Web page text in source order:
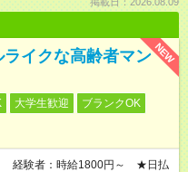
NEW
イクな高齢者マン
大学生歓迎
ブランクOK
経験者：時給1800円～ ★日払